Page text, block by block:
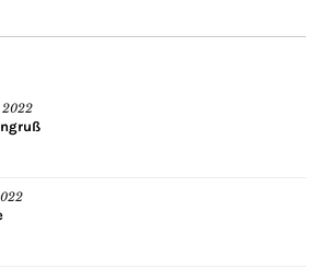
2022